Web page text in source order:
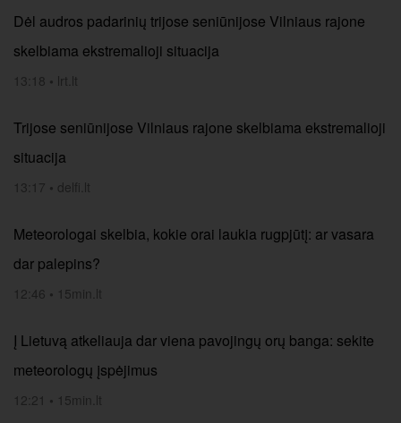
Dėl audros padarinių trijose seniūnijose Vilniaus rajone
skelbiama ekstremalioji situacija
13:18 • lrt.lt
Trijose seniūnijose Vilniaus rajone skelbiama ekstremalioji
situacija
13:17 • delfi.lt
Meteorologai skelbia, kokie orai laukia rugpjūtį: ar vasara
dar palepins?
12:46 • 15min.lt
Į Lietuvą atkeliauja dar viena pavojingų orų banga: sekite
meteorologų įspėjimus
12:21 • 15min.lt